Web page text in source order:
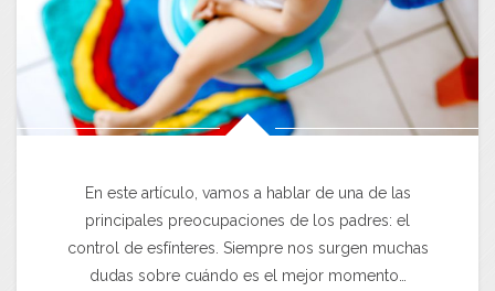
En este artículo, vamos a hablar de una de las
principales preocupaciones de los padres: el
control de esfínteres. Siempre nos surgen muchas
dudas sobre cuándo es el mejor momento…